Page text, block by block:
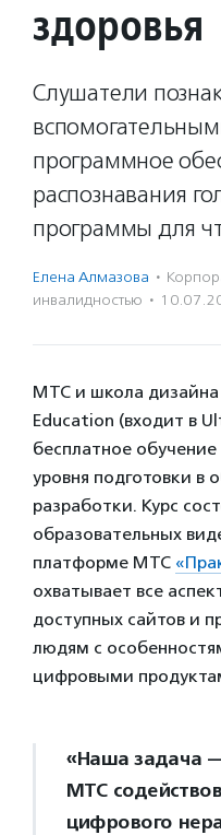
здоровья
Слушатели
программное
распознавания
программы для
Елена Алмазова ·
инвалидностью ·
МТС и школа дизайна
Education (входит в
бесплатное
уровня подготовки в
разработки. Курс
образовательных
платформе МТС
охватывает все
доступных сайтов и
людям с
цифровыми
«Наша задача
МТС
цифрового